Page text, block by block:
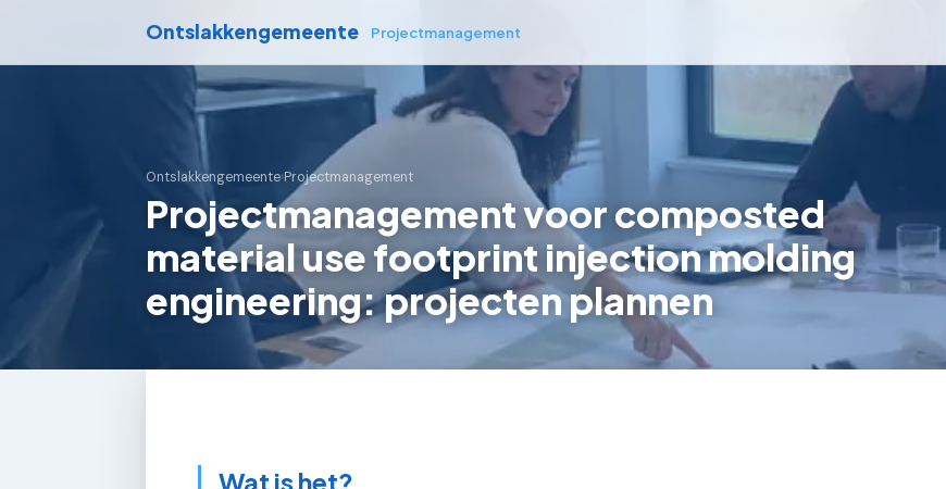
Ontslakkengemeente Projectmanagement
Ontslakkengemeente›Projectmanagement
Projectmanagement voor composted
material use footprint injection molding
engineering: projecten plannen
Wat is het?